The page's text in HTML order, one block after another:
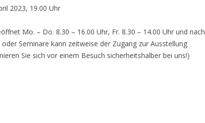
2023, 19.00 Uhr
Mo. – Do. 8.30 – 16.00 Uhr, Fr. 8.30 – 14.00 Uhr und nach
Seminare kann zeitweise der Zugang zur Ausstellung
Sie sich vor einem Besuch sicherheitshalber bei uns!)